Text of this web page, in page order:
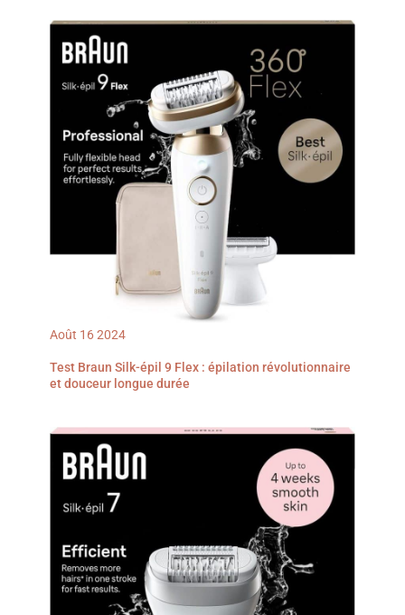
développement Inspiré
des salons professionnels
: développé en
collaboration avec des
experts, l'épilateur à
lumière pulsée Philips
Lumea a été testé sur
plus de 3 000 femmes Le
kit comprend : 1 épilateur
à lumière pulsée Philips
Lumea série 8000
(BRI949/00), 1 tondeuse-
stylo Satin Compact, 4
embouts pour le corps, le
visage, le maillot et les
Découvrez le contenu de
la boîte.
Fonctionnement]
équipé d'un mode
automatique qui permet
de couvrir rapidement de
grandes zones telles que
les bras, les jambes et le
dos, ainsi que d'un mode
manuel qui convient au
traitement précis de
zones telles que les
lèvres et le maillot.
L'épilation complète du
corps peut être réalisée
en seulement 10 minutes,
ce qui vous permet de
bénéficier d'un soin de
qualité professionnelle à
à Domicile] L'épilation à
durée de vie de plus de 15
désagréments de
l'épilation.
même sur les zones
modes d'intensité, Filtre
UV intégré Séances de la
tête au pieds : traitez vos
jambes, aisselles, bras,
torse, dos, visage et
même le maillot, avec ses
têtes dédiées Conçu en
Allemagne et fabriqué au
Royaume-Uni Inclut 1
pochette, 1 tête de
précision, 1 rasoir Venus,
Le rasoir Venus peut
varier
Août 162024
Test Braun Silk-épil 9 Flex : épilation révolutionnaire
et douceur longue durée